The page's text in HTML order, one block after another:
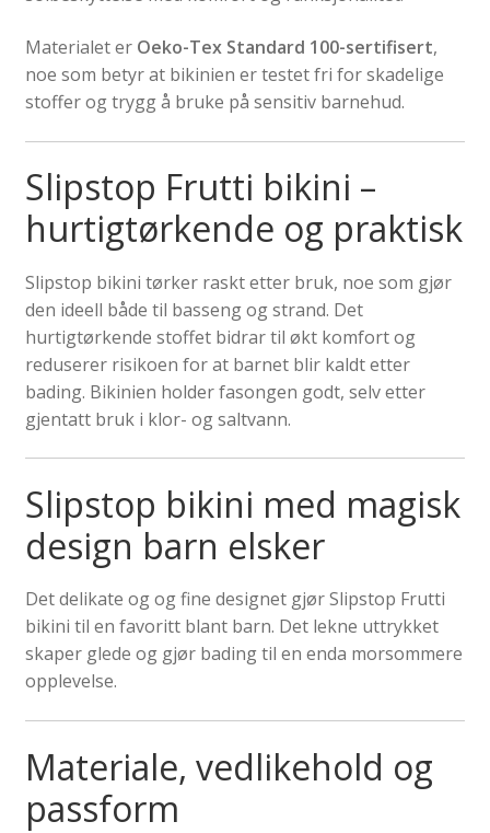
Materialet er Oeko-Tex Standard 100-sertifisert,
noe som betyr at bikinien er testet fri for skadelige
stoffer og trygg å bruke på sensitiv barnehud.
Slipstop Frutti bikini –
hurtigtørkende og praktisk
Slipstop bikini tørker raskt etter bruk, noe som gjør
den ideell både til basseng og strand. Det
hurtigtørkende stoffet bidrar til økt komfort og
reduserer risikoen for at barnet blir kaldt etter
bading. Bikinien holder fasongen godt, selv etter
gjentatt bruk i klor- og saltvann.
Slipstop bikini med magisk
design barn elsker
Det delikate og og fine designet gjør Slipstop Frutti
bikini til en favoritt blant barn. Det lekne uttrykket
skaper glede og gjør bading til en enda morsommere
opplevelse.
Materiale, vedlikehold og
passform